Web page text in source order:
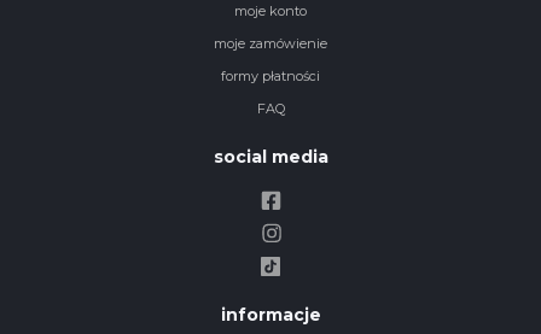
moje konto
moje zamówienie
formy płatności
FAQ
social media
informacje